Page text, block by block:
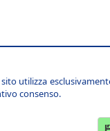
utilizza
consenso.